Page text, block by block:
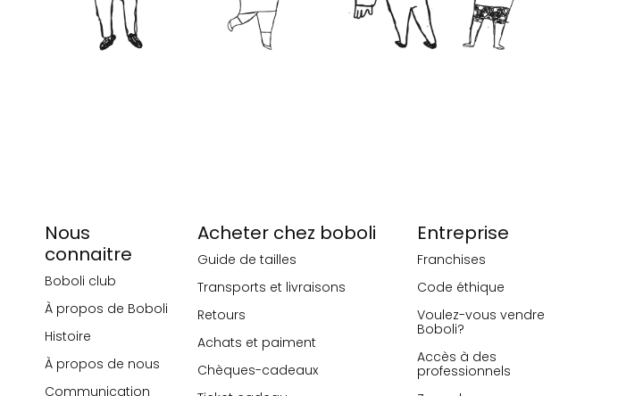
Nous
connaitre
Boboli club
À propos de Boboli
Histoire
À propos de nous
Communication
Acheter chez boboli
Guide de tailles
Transports et livraisons
Retours
Achats et paiment
Chèques-cadeaux
Entreprise
Franchises
Code éthique
Voulez-vous vendre
Boboli?
Accès à des
professionnels